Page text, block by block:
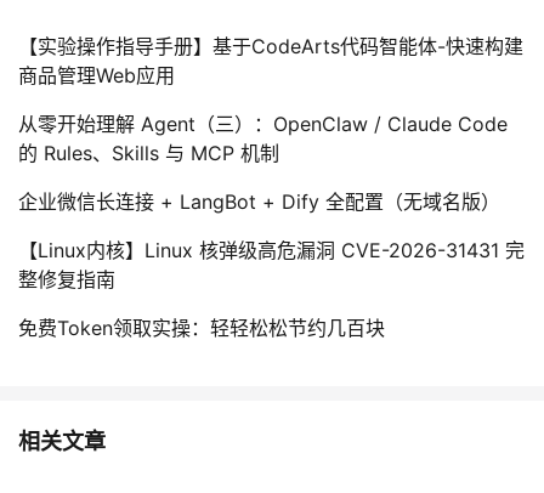
【实验操作指导手册】基于CodeArts代码智能体-快速构建
商品管理Web应用
从零开始理解 Agent（三）：OpenClaw / Claude Code
的 Rules、Skills 与 MCP 机制
企业微信长连接 + LangBot + Dify 全配置（无域名版）
【Linux内核】Linux 核弹级高危漏洞 CVE-2026-31431 完
整修复指南
免费Token领取实操：轻轻松松节约几百块
相关文章